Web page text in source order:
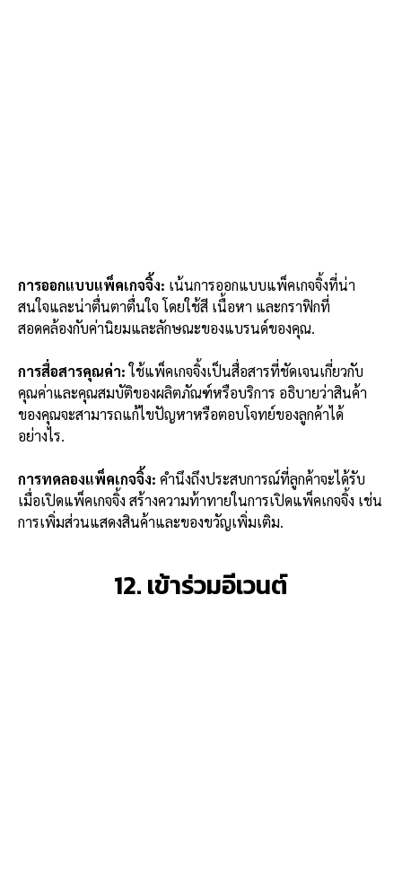
การออกแบบแพ็คเกจจิ้ง: เน้นการออกแบบแพ็คเกจจิ้งที่น่า
สนใจและน่าตื่นตาตื่นใจ โดยใช้สี เนื้อหา และกราฟิกที่
สอดคล้องกับค่านิยมและลักษณะของแบรนด์ของคุณ.
การสื่อสารคุณค่า:ใช้แพ็คเกจจิ้งเป็นสื่อสารที่ชัดเจนเกี่ยวกับ
คุณค่าและคุณสมบัติของผลิตภัณฑ์หรือบริการ อธิบายว่าสินค้า
ของคุณจะสามารถแก้ไขปัญหาหรือตอบโจทย์ของลูกค้าได้
อย่างไร.
การทดลองแพ็คเกจจิ้ง: คำนึงถึงประสบการณ์ที่ลูกค้าจะได้รับ
เมื่อเปิดแพ็คเกจจิ้ง สร้างความท้าทายในการเปิดแพ็คเกจจิ้ง เช่น
การเพิ่มส่วนแสดงสินค้าและของขวัญเพิ่มเติม.
12. เข้าร่วมอีเวนต์